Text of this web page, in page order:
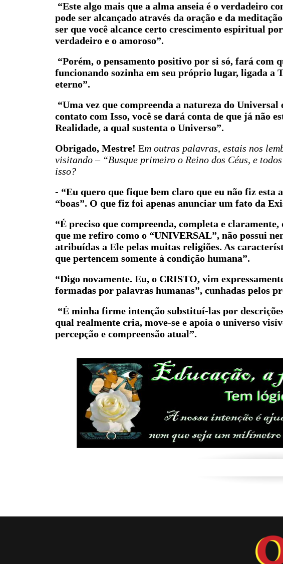
“Este algo mais que a alma anseia é o verdadeiro
pode ser alcançado através da oração e da
ser que você alcance certo crescimento espiritual
verdadeiro e o amoroso”.
“Porém, o pensamento positivo por si só, fará com
funcionando sozinha em seu próprio lugar, ligada a
eterno”.
“Uma vez que compreenda a natureza do
contato com Isso, você se dará conta de que já não
Realidade, a qual sustenta o Universo”.
Obrigado, Mestre! Em outras palavras, estais nos
visitando – “Busque primeiro o Reino dos Céus, e
isso?
- “Eu quero que fique bem claro que eu não fiz esta
“boas”. O que fiz foi apenas anunciar um fato da
“É preciso que compreenda, completa e
que me refiro como o “UNIVERSAL”, não possui
atribuídas a Ele pelas muitas religiões. As
que pertencem somente à condição humana”.
“Digo novamente. Eu, o CRISTO, vim
formadas por palavras humanas”, cunhadas pelos
“É minha firme intenção substituí-las por
qual realmente cria, move-se e apoia o universo
percepção e compreensão atual”.